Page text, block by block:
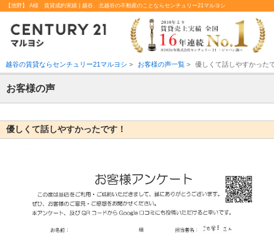
【池野】 A様 賃貸成約実績 | 越谷、北越谷の不動産のことならセンチュリー21マルヨシ
越谷の賃貸ならセンチュリー21マルヨシ > お客様の声一覧> 優しくて話しやすかった
お客様の声
優しくて話しやすかったです！